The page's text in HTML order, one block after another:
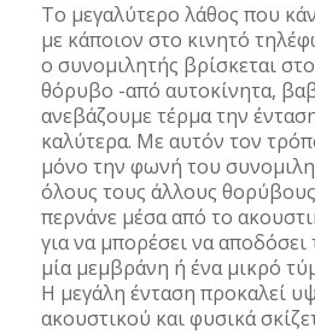
Το μεγαλύτερο λάθος που
με κάποιον στο κινητό
ο συνομιλητής βρίσκεται
θόρυβο -από αυτοκίνητα,
ανεβάζουμε τέρμα την
καλύτερα. Με αυτόν τον
μόνο την φωνή του
όλους τους άλλους
περνάνε μέσα από το
για να μπορέσει να αποδόσει
μία μεμβράνη ή ένα μικρό
Η μεγάλη ένταση προκαλεί
ακουστικού και φυσικά